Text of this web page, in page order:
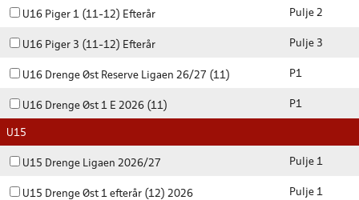
U16 Piger 1 (11-12) Efterår Pulje 2
U16 Piger 3 (11-12) Efterår Pulje 3
U16 Drenge Øst Reserve Ligaen 26/27 (11) P1
U16 Drenge Øst 1 E 2026 (11) P1
U15
U15 Drenge Ligaen 2026/27 Pulje 1
U15 Drenge Øst 1 efterår (12) 2026 Pulje 1